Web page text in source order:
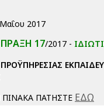
Μαΐου 2017
ΠΡΑΞΗ 17/2017 -
ΠΙΝΑΚΑ ΠΑΤΗΣΤΕ ΕΔΩ